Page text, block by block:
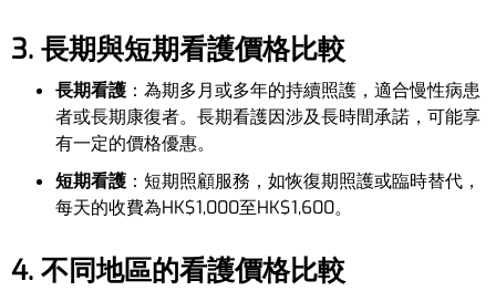
3. 長期與短期看護價格比較
長期看護 ：為期多月或多年的持續照護，適合慢性病患
者或長期康復者。長期看護因涉及長時間承諾，可能享
有一定的價格優惠。
短期看護 ：短期照顧服務，如恢復期照護或臨時替代，
每天的收費為HK$1,000至HK$1,600。
4. 不同地區的看護價格比較